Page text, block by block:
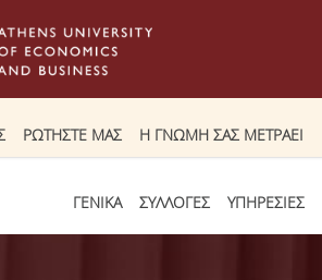
ΡΩΤΗΣΤΕ ΜΑΣ Η ΓΝΩΜΗ ΣΑΣ ΜΕΤΡΑΕΙ
ΓΕΝΙΚΑ ΣΥΛΛΟΓΕΣ ΥΠΗΡΕΣΙΕΣ